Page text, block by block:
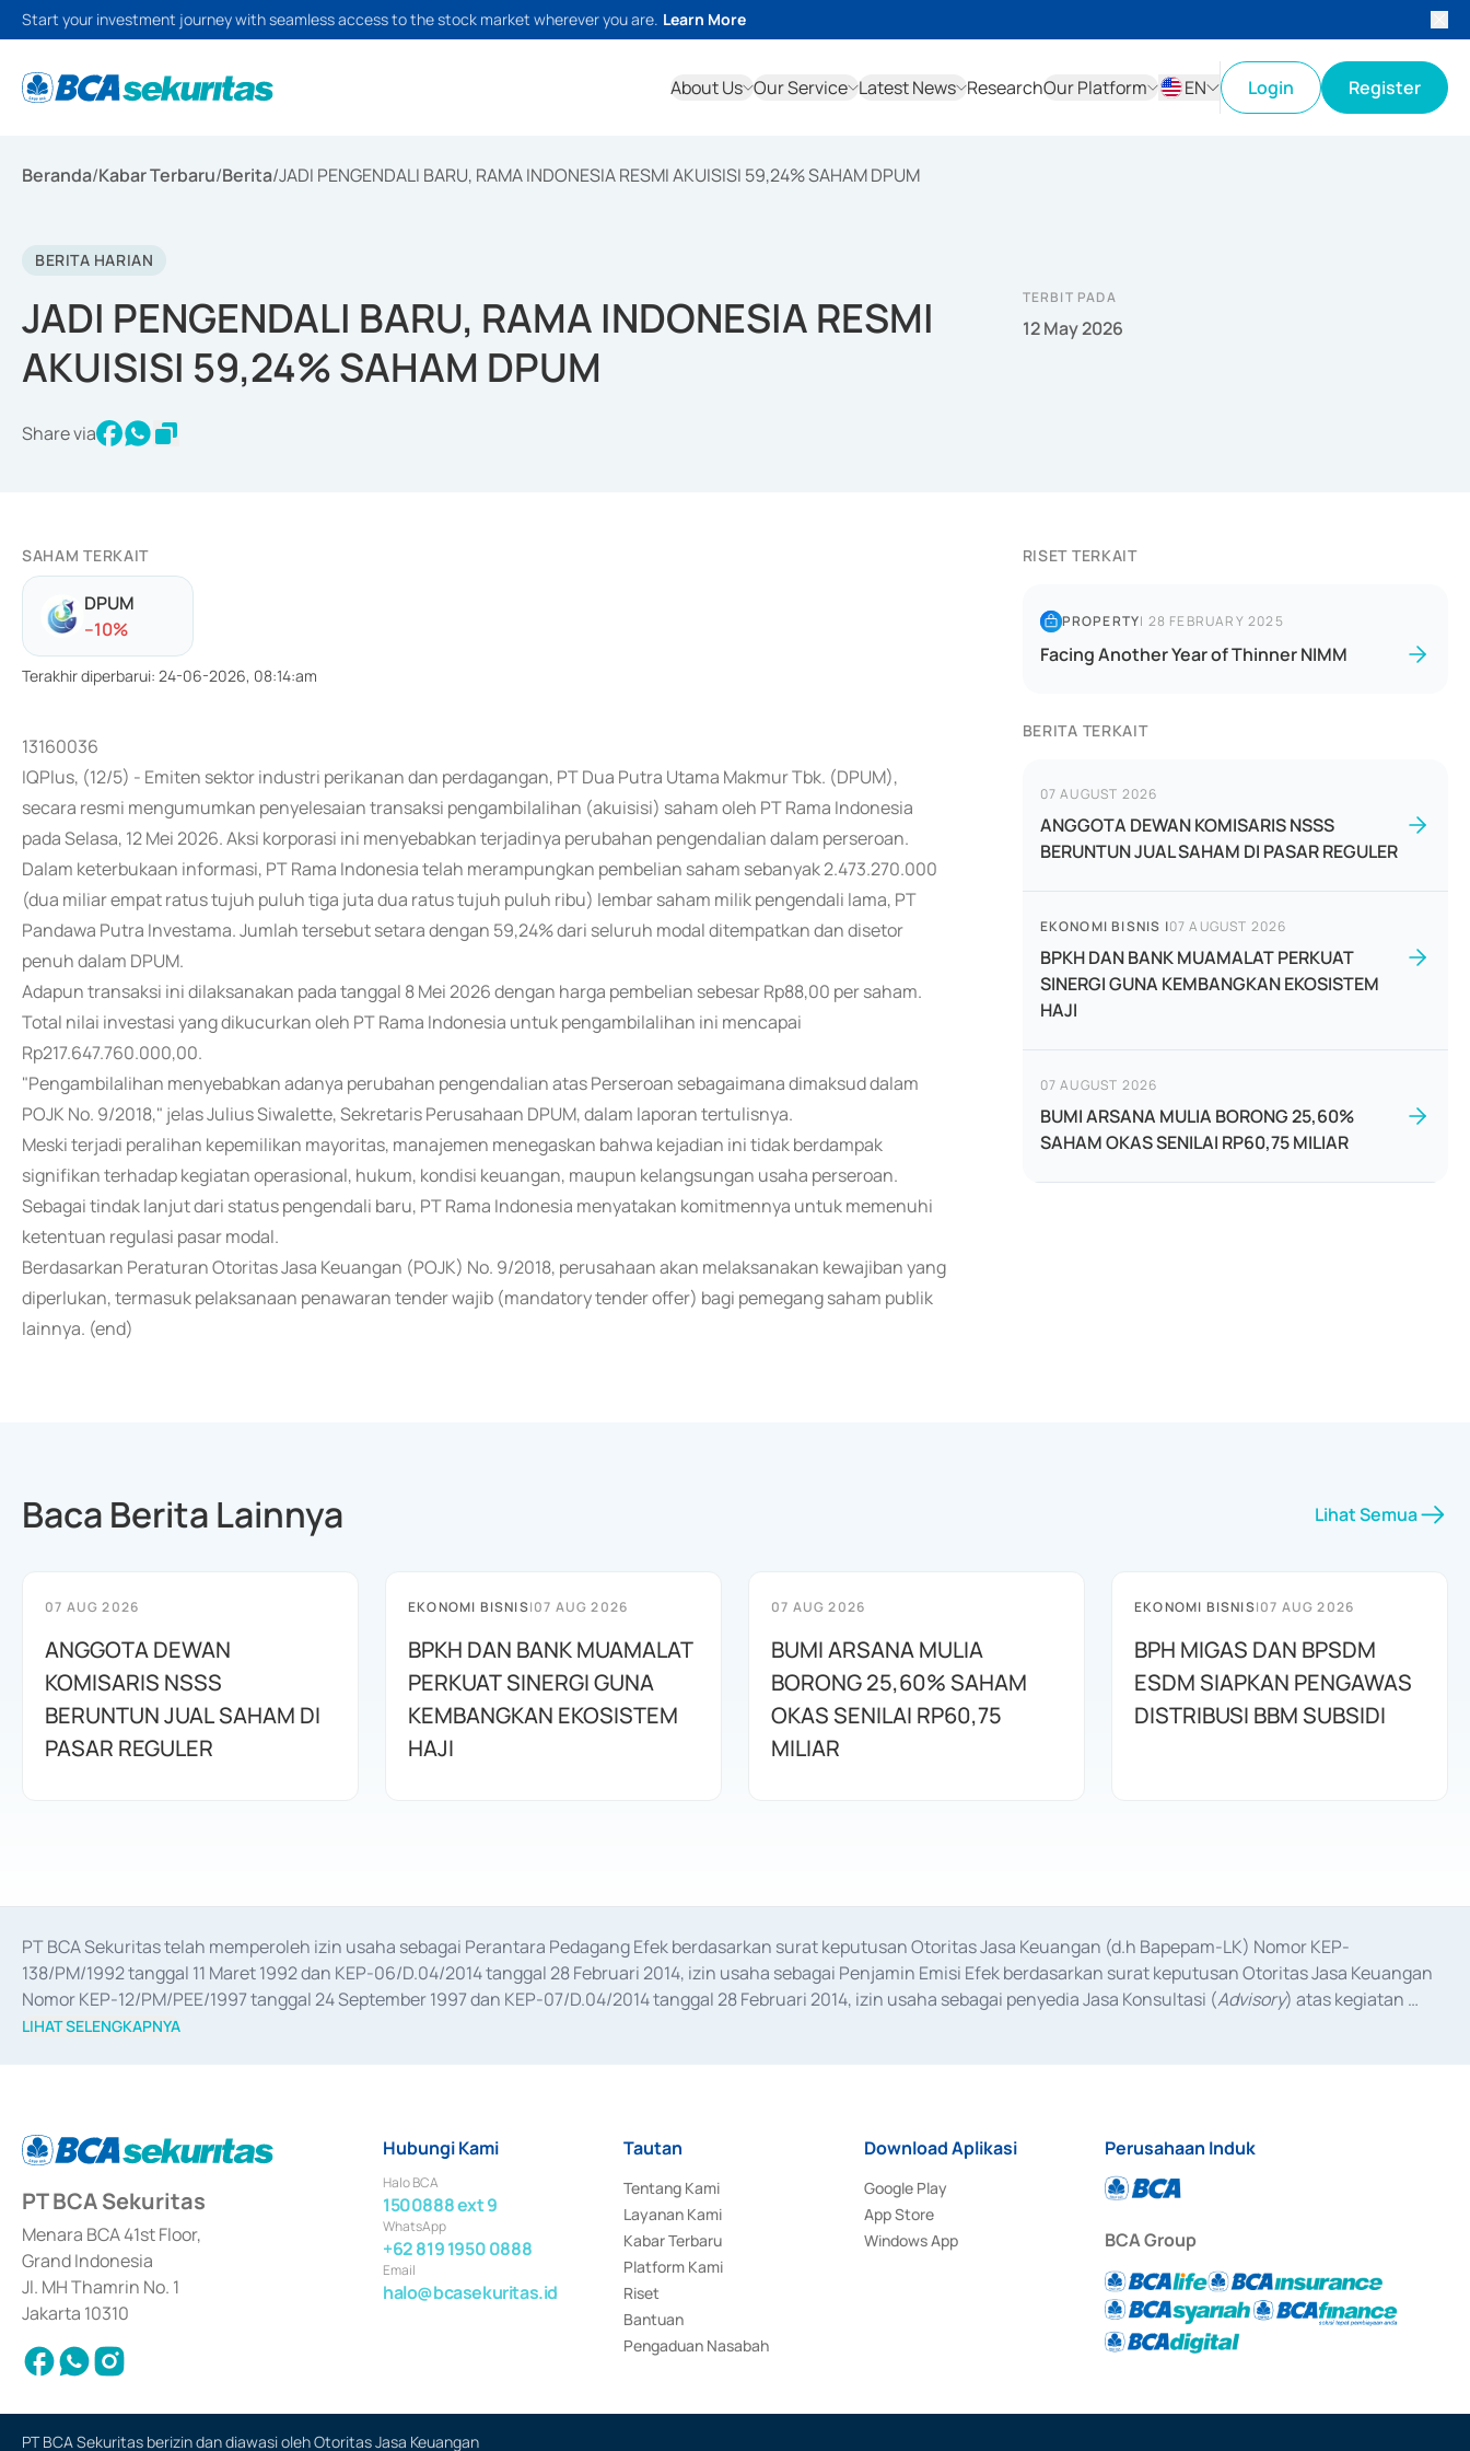
Start your investment journey with seamless access to the stock market wherever you are. Learn More
About Us Our Service Latest News ResearchOur Platform
EN
Login Register
Beranda/Kabar Terbaru/Berita/JADI PENGENDALI BARU, RAMA INDONESIA RESMI AKUISISI 59,24% SAHAM DPUM
BERITA HARIAN
JADI PENGENDALI BARU, RAMA INDONESIA RESMI
AKUISISI 59,24% SAHAM DPUM
Share via
TERBIT PADA
12 May 2026
SAHAM TERKAIT
DPUM
--10%
Terakhir diperbarui: 24-06-2026, 08:14:am
13160036
IQPlus, (12/5) - Emiten sektor industri perikanan dan perdagangan, PT Dua Putra Utama Makmur Tbk. (DPUM),
secara resmi mengumumkan penyelesaian transaksi pengambilalihan (akuisisi) saham oleh PT Rama Indonesia
pada Selasa, 12 Mei 2026. Aksi korporasi ini menyebabkan terjadinya perubahan pengendalian dalam perseroan.
Dalam keterbukaan informasi, PT Rama Indonesia telah merampungkan pembelian saham sebanyak 2.473.270.000
(dua miliar empat ratus tujuh puluh tiga juta dua ratus tujuh puluh ribu) lembar saham milik pengendali lama, PT
Pandawa Putra Investama. Jumlah tersebut setara dengan 59,24% dari seluruh modal ditempatkan dan disetor
penuh dalam DPUM.
Adapun transaksi ini dilaksanakan pada tanggal 8 Mei 2026 dengan harga pembelian sebesar Rp88,00 per saham.
Total nilai investasi yang dikucurkan oleh PT Rama Indonesia untuk pengambilalihan ini mencapai
Rp217.647.760.000,00.
"Pengambilalihan menyebabkan adanya perubahan pengendalian atas Perseroan sebagaimana dimaksud dalam
POJK No. 9/2018," jelas Julius Siwalette, Sekretaris Perusahaan DPUM, dalam laporan tertulisnya.
Meski terjadi peralihan kepemilikan mayoritas, manajemen menegaskan bahwa kejadian ini tidak berdampak
signifikan terhadap kegiatan operasional, hukum, kondisi keuangan, maupun kelangsungan usaha perseroan.
Sebagai tindak lanjut dari status pengendali baru, PT Rama Indonesia menyatakan komitmennya untuk memenuhi
ketentuan regulasi pasar modal.
Berdasarkan Peraturan Otoritas Jasa Keuangan (POJK) No. 9/2018, perusahaan akan melaksanakan kewajiban yang
diperlukan, termasuk pelaksanaan penawaran tender wajib (mandatory tender offer) bagi pemegang saham publik
lainnya. (end)
RISET TERKAIT
PROPERTY| 28 FEBRUARY 2025
Facing Another Year of Thinner NIMM
BERITA TERKAIT
07 AUGUST 2026
ANGGOTA DEWAN KOMISARIS NSSS
BERUNTUN JUAL SAHAM DI PASAR REGULER
EKONOMI BISNIS |07 AUGUST 2026
BPKH DAN BANK MUAMALAT PERKUAT
SINERGI GUNA KEMBANGKAN EKOSISTEM
HAJI
07 AUGUST 2026
BUMI ARSANA MULIA BORONG 25,60%
SAHAM OKAS SENILAI RP60,75 MILIAR
Baca Berita Lainnya Lihat Semua
07 AUG 2026
ANGGOTA DEWAN
KOMISARIS NSSS
BERUNTUN JUAL SAHAM DI
PASAR REGULER
EKONOMI BISNIS|07 AUG 2026
BPKH DAN BANK MUAMALAT
PERKUAT SINERGI GUNA
KEMBANGKAN EKOSISTEM
HAJI
07 AUG 2026
BUMI ARSANA MULIA
BORONG 25,60% SAHAM
OKAS SENILAI RP60,75
MILIAR
EKONOMI BISNIS|07 AUG 2026
BPH MIGAS DAN BPSDM
ESDM SIAPKAN PENGAWAS
DISTRIBUSI BBM SUBSIDI
PT BCA Sekuritas telah memperoleh izin usaha sebagai Perantara Pedagang Efek berdasarkan surat keputusan Otoritas Jasa Keuangan (d.h Bapepam-LK) Nomor KEP-
138/PM/1992 tanggal 11 Maret 1992 dan KEP-06/D.04/2014 tanggal 28 Februari 2014, izin usaha sebagai Penjamin Emisi Efek berdasarkan surat keputusan Otoritas Jasa Keuangan
Nomor KEP-12/PM/PEE/1997 tanggal 24 September 1997 dan KEP-07/D.04/2014 tanggal 28 Februari 2014, izin usaha sebagai penyedia Jasa Konsultasi (Advisory) atas kegiatan
merger, akuisisi, divestasi, dan
LIHAT SELENGKAPNYA
PT BCA Sekuritas
Menara BCA 41st Floor,
Grand Indonesia
Jl. MH Thamrin No. 1
Jakarta 10310
Hubungi Kami
Halo BCA
1500888 ext 9
WhatsApp
+62 819 1950 0888
Email
halo@bcasekuritas.id
Tautan
Tentang Kami
Layanan Kami
Kabar Terbaru
Platform Kami
Riset
Bantuan
Pengaduan Nasabah
Download Aplikasi
Google Play
App Store
Windows App
Perusahaan Induk
BCA Group
PT BCA Sekuritas berizin dan diawasi oleh Otoritas Jasa Keuangan